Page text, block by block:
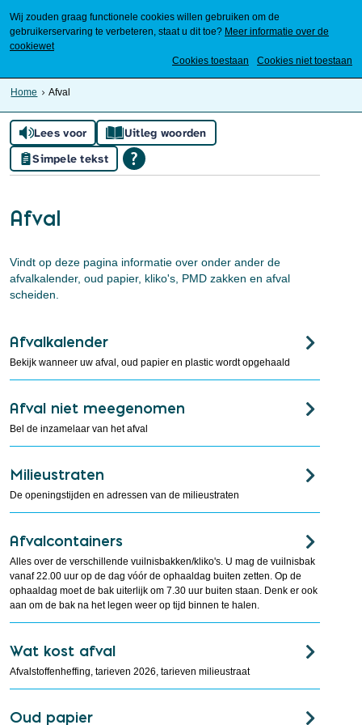
Wij zouden graag functionele cookies willen gebruiken om de
gebruikerservaring te verbeteren, staat u dit toe? Meer informatie over de
cookiewet
Cookies toestaan
Cookies niet toestaan
Home Afval
Lees voor
Uitleg woorden
Simpele tekst
Afval
Vindt op deze pagina informatie over onder ander de
afvalkalender, oud papier, kliko's, PMD zakken en afval
scheiden.
Afvalkalender
Bekijk wanneer uw afval, oud papier en plastic wordt opgehaald
Afval niet meegenomen
Bel de inzamelaar van het afval
Milieustraten
De openingstijden en adressen van de milieustraten
Afvalcontainers
Alles over de verschillende vuilnisbakken/kliko's. U mag de vuilnisbak
vanaf 22.00 uur op de dag vóór de ophaaldag buiten zetten. Op de
ophaaldag moet de bak uiterlijk om 7.30 uur buiten staan. Denk er ook
aan om de bak na het legen weer op tijd binnen te halen.
Wat kost afval
Afvalstoffenheffing, tarieven 2026, tarieven milieustraat
Oud papier